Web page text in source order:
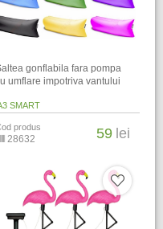
gonflabila fara pompa
umflare impotriva vantului
SMART
produs
28632 59 lei